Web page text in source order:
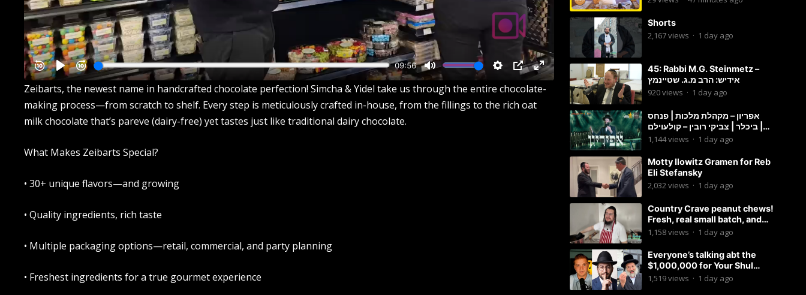
Zeibarts, the newest name in handcrafted chocolate perfection! Simcha & Yidel take us through the entire chocolate-
making process—from scratch to shelf. Every step is meticulously crafted in-house, from the fillings to the rich oat
milk chocolate that’s pareve (dairy-free) yet tastes just like traditional dairy chocolate.
What Makes Zeibarts Special?
• 30+ unique flavors—and growing
• Quality ingredients, rich taste
• Multiple packaging options—retail, commercial, and party planning
• Freshest ingredients for a true gourmet experience
Shorts
2,167views · 1 day ago
45: Rabbi M.G. Steinmetz –
אידיש: הרב מ.ג. שטיינמץ
920views · 1 day ago
אפריון – מקהלת מלכות | פנחס
ביכלר | צביקי רובין – קולעוילם |
Malchus Choir, Tzviki Rubin
1,144views · 1 day ago
Motty Ilowitz Gramen for Reb
Eli Stefansky
2,032views · 1 day ago
Country Crave peanut chews!
Fresh, real small batch, and
soft! – Status Island
1,158views · 1 day ago
Everyone’s talking abt the
$1,000,000 for Your Shul
Tosfos Yom Tov “No Talking by
1,519views · 1 day ago